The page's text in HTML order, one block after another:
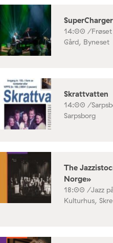
14:00 /
Gård, Byneset
Skrattvatten
14:00 /
Sarpsborg
The
Norge»
18:00 /Jazz
Kulturhus,